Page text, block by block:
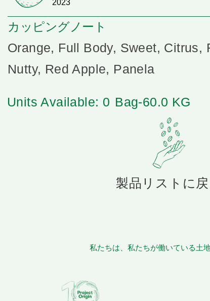
2023
カッピングノート
Orange, Full Body, Sweet, Citrus,
Nutty, Red Apple, Panela
Units Available: 0 Bag-60.0 KG
製品リストに戻
私たちは、私たちが働いている土